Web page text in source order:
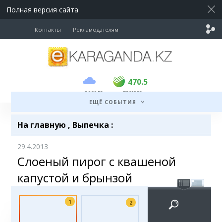
Полная версия сайта
Контакты Рекламодателям
погода
470.5
USD 469 470.5
валюта
ЕЩЁ СОБЫТИЯ
На главную , Выпечка :
29.4.2013
Слоеный пирог с квашеной
капустой и брынзой
1 2